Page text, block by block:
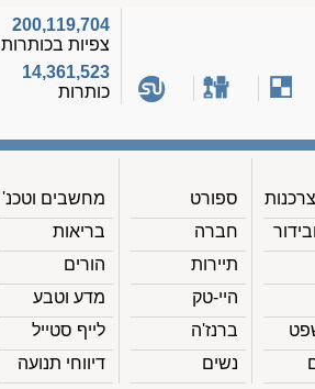
200,119,704
צפיות בכותרות
14,361,523
כותרות
ספורט
חברה
תיירות
היי-טק
ברנז'ה
נשים
מחשבים וטכנ'
בריאות
הורים
מדע וטבע
לייף סטייל
דיווחי תנועה